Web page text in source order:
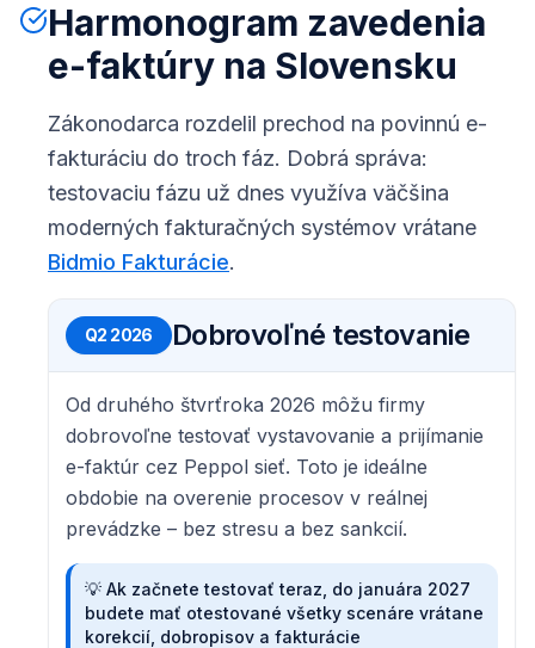
Harmonogram zavedenia
e-faktúry na Slovensku
Zákonodarca rozdelil prechod na povinnú e-
fakturáciu do troch fáz. Dobrá správa:
testovaciu fázu už dnes využíva väčšina
moderných fakturačných systémov vrátane
Bidmio Fakturácie.
Q2 2026 Dobrovoľné testovanie
Od druhého štvrťroka 2026 môžu firmy
dobrovoľne testovať vystavovanie a prijímanie
e-faktúr cez Peppol sieť. Toto je ideálne
obdobie na overenie procesov v reálnej
prevádzke – bez stresu a bez sankcií.
💡 Ak začnete testovať teraz, do januára 2027
budete mať otestované všetky scenáre vrátane
korekcií, dobropisov a fakturácie